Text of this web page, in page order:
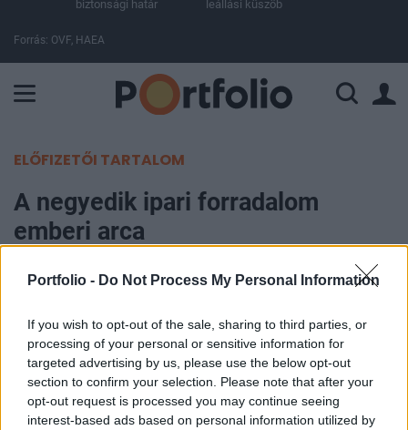
Portfolio - Do Not Process My Personal Information
If you wish to opt-out of the sale, sharing to third parties, or
processing of your personal or sensitive information for
targeted advertising by us, please use the below opt-out
section to confirm your selection. Please note that after your
opt-out request is processed you may continue seeing
interest-based ads based on personal information utilized by
biztonsági határ
leállási küszöb
Forrás: OVF, HAEA
ELŐFIZETŐI TARTALOM
A negyedik ipari forradalom
emberi arca
Jeránek Tamás, Siemens
Tíz éve, a világ legnagyobb ipari technológiai
vásárán, a Hannover Messen találkozhattak
először a meghatározó piaci szereplők az Ipar 4.0
fogalommal. A negyedik ipari forradalom